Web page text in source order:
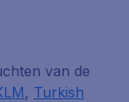
van de
, Turkish